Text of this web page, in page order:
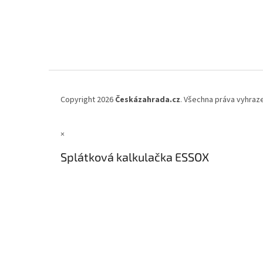
Copyright 2026 Českázahrada.cz. Všechna práva
×
Splátková kalkulačka ESSOX